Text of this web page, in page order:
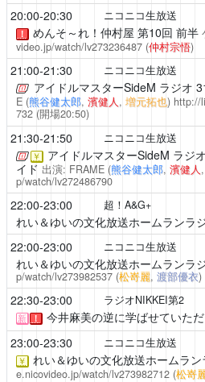
20:00-20:30 ニコニコ生放送
！ めんそ～れ！仲村屋 第10回 前半
video.jp/watch/lv273236487 (仲村宗悟)
21:00-21:30 ニコニコ生放送
アイドルマスターSideM ラジオ
E (熊谷健太郎, 濱健人, 増元拓也) http://
732(開場20:50)
21:30-21:50 ニコニコ生放送
￥ アイドルマスターSideM ラジ
イド 出演: FRAME (熊谷健太郎, 濱健人,
p/watch/lv272486790
22:00-23:00 超！A&G+
れい＆ゆいの文化放送ホームランラ
22:00-23:00 ニコニコ生放送
れい＆ゆいの文化放送ホームランラ
p/watch/lv273982537 (松嵜麗, 渡部優衣)
22:30-23:00 ラジオNIKKEI第2
新 ！ 今井麻美の逆に学ばせていただ
23:00-23:30 ニコニコ生放送
￥ れい＆ゆいの文化放送ホームラン
e.nicovideo.jp/watch/lv273982712 (松嵜